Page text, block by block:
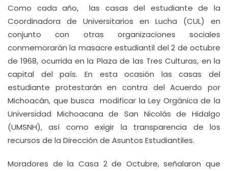
Como cada año, las casas del estudiante de la
Coordinadora de Universitarios en Lucha (CUL) en
conjunto con otras organizaciones sociales
conmemorarán la masacre estudiantil del 2 de octubre
de 1968, ocurrida en la Plaza de las Tres Culturas, en la
capital del país. En esta ocasión las casas del
estudiante protestarán en contra del Acuerdo por
Michoacán, que busca modificar la Ley Orgánica de la
Universidad Michoacana de San Nicolás de Hidalgo
(UMSNH), así como exigir la transparencia de los
recursos de la Dirección de Asuntos Estudiantiles.
Moradores de la Casa 2 de Octubre, señalaron que